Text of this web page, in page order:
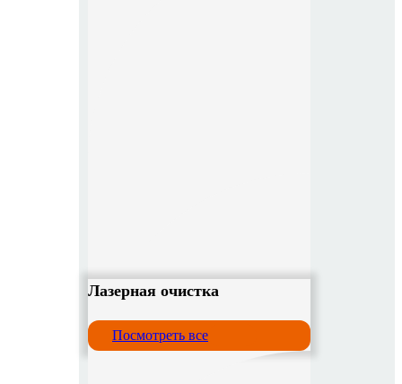
Лазерная очистка
Посмотреть все